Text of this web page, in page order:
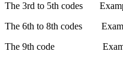
The 3rd to 5th codes
The 6th to 8th codes
The 9th code Example :